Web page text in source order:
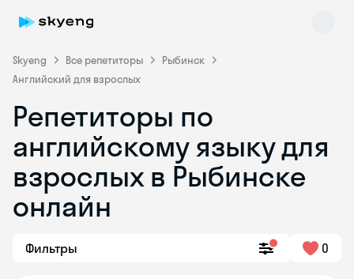
Skyeng Все репетиторы
Рыбинск
Английский для взрослых
Репетиторы по
английскому языку для
взрослых в Рыбинске
онлайн
Фильтры 0
Skyeng Chat